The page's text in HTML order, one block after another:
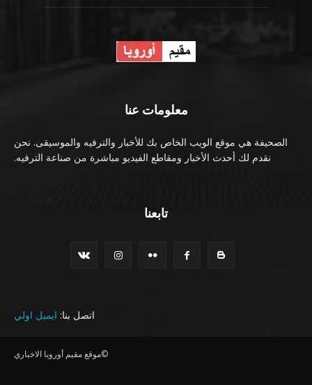
معلومات عنا
الصحيفة هي موقع الويب الخاص بك للأخبار والترفيه والموسيقى. نحن
نقدم لك أحدث الأخبار ومقاطع الفيديو مباشرة من صناعة الترفيه.
تابعنا
اتصل بنا: ايميل اولي
©موقع مقيم أوروبا الاخباري